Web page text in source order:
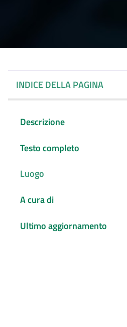
INDICE DELLA PAGINA
Descrizione
Testo completo
Luogo
A cura di
Ultimo aggiornamento